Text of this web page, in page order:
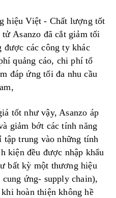
hiệu Việt - Chất lượng tốt
Asanzo đã cắt giảm tối
được các công ty khác
quảng cáo, chi phí tổ
đáp ứng tối đa nhu cầu
tốt như vậy, Asanzo áp
giảm bớt các tính năng
tập trung vào những tính
kiện đều được nhập khẩu
bất kỳ một thương hiệu
ứng- supply chain),
hoàn thiện không hề